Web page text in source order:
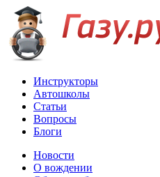
Инструкторы
Автошколы
Статьи
Вопросы
Блоги
Новости
О вождении